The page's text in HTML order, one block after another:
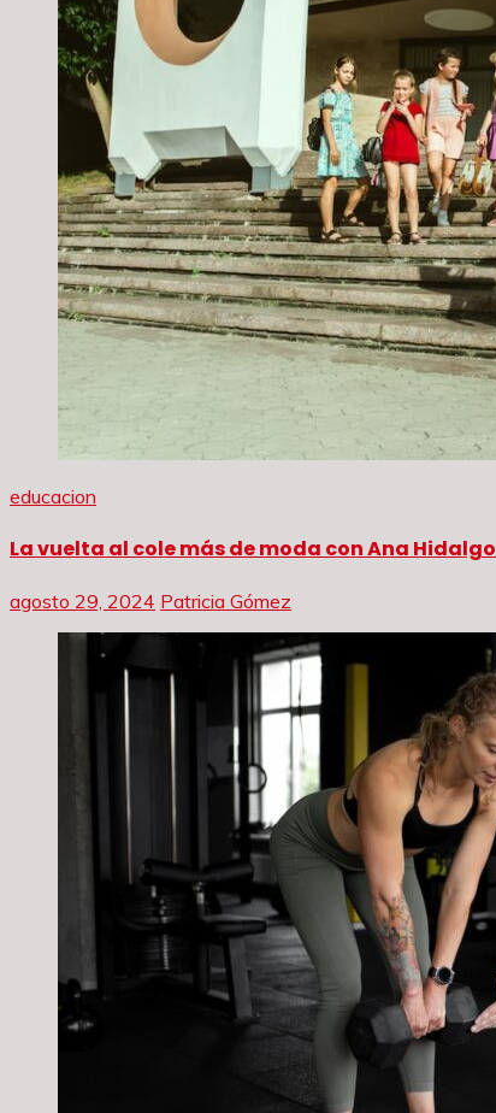
educacion
La vuelta al cole más de moda con Ana Hidalgo
agosto 29, 2024 Patricia Gómez